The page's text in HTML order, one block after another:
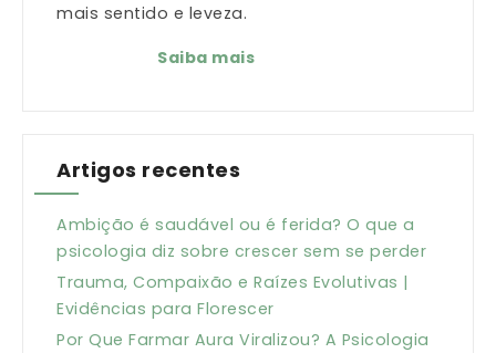
mais sentido e leveza.
Saiba mais
Artigos recentes
Ambição é saudável ou é ferida? O que a
psicologia diz sobre crescer sem se perder
Trauma, Compaixão e Raízes Evolutivas |
Evidências para Florescer
Por Que Farmar Aura Viralizou? A Psicologia